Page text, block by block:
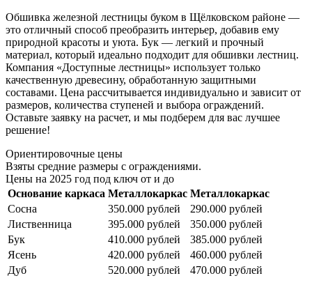
Обшивка железной лестницы буком в Щёлковском районе —
это отличный способ преобразить интерьер, добавив ему
природной красоты и уюта. Бук — легкий и прочный
материал, который идеально подходит для обшивки лестниц.
Компания «Доступные лестницы» использует только
качественную древесину, обработанную защитными
составами. Цена рассчитывается индивидуально и зависит от
размеров, количества ступеней и выбора ограждений.
Оставьте заявку на расчет, и мы подберем для вас лучшее
решение!
Ориентировочные цены
Взяты средние размеры с ограждениями.
Цены на 2025 год под ключ от и до
Основание каркаса Металлокаркас Металлокаркас
Сосна
350.000 рублей
290.000 рублей
Лиственница
395.000 рублей
350.000 рублей
Бук
410.000 рублей
385.000 рублей
Ясень
420.000 рублей
460.000 рублей
Дуб
520.000 рублей 470.000 рублей